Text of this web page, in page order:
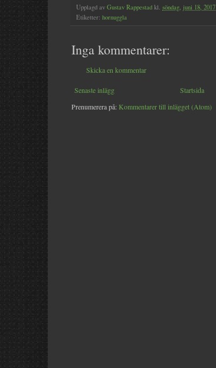
Upplagd av Gustav Rappestad kl. söndag, juni 18, 2017
Etiketter: hornuggla
Inga kommentarer:
Skicka en kommentar
Senaste inlägg
Startsida
Prenumerera på: Kommentarer till inlägget (Atom)